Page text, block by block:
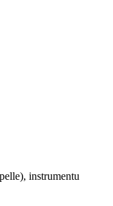
instrumentu